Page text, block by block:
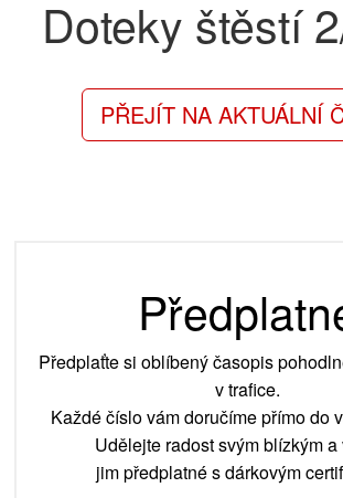
Doteky štěstí
PŘEJÍT NA AKTUÁLNÍ
Předplaťte si oblíbený časopis
v trafice.
Každé číslo vám doručíme přímo do
Udělejte radost svým blízkým
jim předplatné s dárkovým